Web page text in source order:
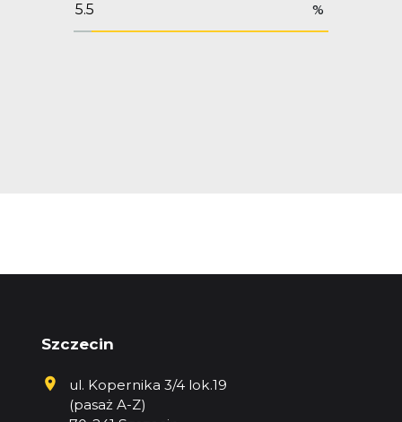
%
Szczecin
ul. Kopernika 3/4 lok.19
(pasaż A-Z)